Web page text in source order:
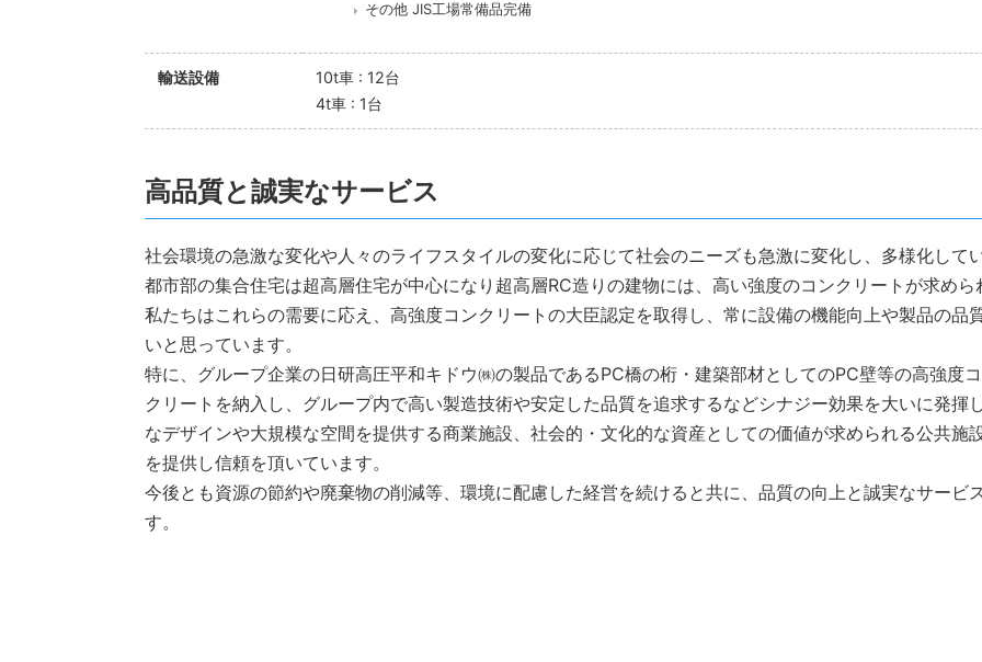
その他 JIS工場常備品完備
輸送設備
10t車 : 12台
4t車 : 1台
高品質と誠実なサービス
社会環境の急激な変化や人々のライフスタイルの変化に応じて社会のニーズも急激に変化し、多様化して
都市部の集合住宅は超高層住宅が中心になり超高層RC造りの建物には、高い強度のコンクリートが求めら
私たちはこれらの需要に応え、高強度コンクリートの大臣認定を取得し、常に設備の機能向上や製品の品
いと思っています。
特に、グループ企業の日研高圧平和キドウ㈱の製品であるPC橋の桁・建築部材としてのPC壁等の高強度
クリートを納入し、グループ内で高い製造技術や安定した品質を追求するなどシナジー効果を大いに発揮
なデザインや大規模な空間を提供する商業施設、社会的・文化的な資産としての価値が求められる公共施
を提供し信頼を頂いています。
今後とも資源の節約や廃棄物の削減等、環境に配慮した経営を続けると共に、品質の向上と誠実なサービ
す。